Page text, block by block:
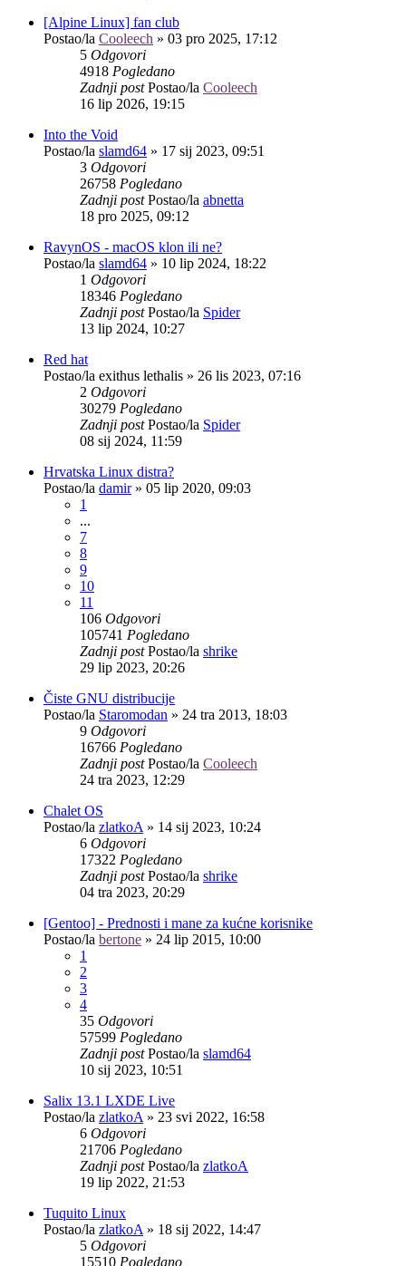
[Alpine Linux] fan club
Postao/la Cooleech » 03 pro 2025, 17:12
5 Odgovori
4918 Pogledano
Zadnji postPostao/la Cooleech
16 lip 2026, 19:15
Into the Void
Postao/la slamd64 » 17 sij 2023, 09:51
3 Odgovori
26758 Pogledano
Zadnji postPostao/la abnetta
18 pro 2025, 09:12
RavynOS - macOS klon ili ne?
Postao/la slamd64 » 10 lip 2024, 18:22
1 Odgovori
18346 Pogledano
Zadnji postPostao/la Spider
13 lip 2024, 10:27
Red hat
Postao/la exithus lethalis » 26 lis 2023, 07:16
2 Odgovori
30279 Pogledano
Zadnji postPostao/la Spider
08 sij 2024, 11:59
Hrvatska Linux distra?
Postao/la damir» 05 lip 2020, 09:03
1
...
7
8
9
10
11
106 Odgovori
105741 Pogledano
Zadnji postPostao/la shrike
29 lip 2023, 20:26
Čiste GNU distribucije
Postao/la Staromodan » 24 tra 2013, 18:03
9 Odgovori
16766 Pogledano
Zadnji postPostao/la Cooleech
24 tra 2023, 12:29
Chalet OS
Postao/la zlatkoA » 14 sij 2023, 10:24
6 Odgovori
17322 Pogledano
Zadnji postPostao/la shrike
04 tra 2023, 20:29
[Gentoo] - Prednosti i mane za kućne korisnike
Postao/la bertone » 24 lip 2015, 10:00
1
2
3
4
35 Odgovori
57599 Pogledano
Zadnji postPostao/la slamd64
10 sij 2023, 10:51
Salix 13.1 LXDE Live
Postao/la zlatkoA » 23 svi 2022, 16:58
6 Odgovori
21706 Pogledano
Zadnji postPostao/la zlatkoA
19 lip 2022, 21:53
Tuquito Linux
Postao/la zlatkoA » 18 sij 2022, 14:47
5 Odgovori
15510 Pogledano